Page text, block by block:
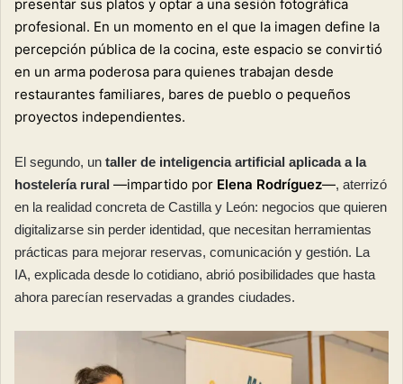
presentar sus platos y optar a una sesión fotográfica
profesional. En un momento en el que la imagen define la
percepción pública de la cocina, este espacio se convirtió
en un arma poderosa para quienes trabajan desde
restaurantes familiares, bares de pueblo o pequeños
proyectos independientes.
El segundo, un taller de inteligencia artificial aplicada a la
hostelería rural —impartido por Elena Rodríguez—, aterrizó
en la realidad concreta de Castilla y León: negocios que quieren
digitalizarse sin perder identidad, que necesitan herramientas
prácticas para mejorar reservas, comunicación y gestión. La
IA, explicada desde lo cotidiano, abrió posibilidades que hasta
ahora parecían reservadas a grandes ciudades.